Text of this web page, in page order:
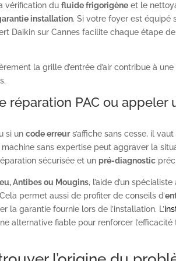
vérification dufluide frigorigène et le
installation. Si votre foyer est équipé
Daikin sur Cannes facilite chaque étape
la grille d’entrée d’air contribue à
réparation PAC ou appeler
si uncode erreurs’affiche sans cesse, il
sans expertise peut aggraver la
sécurisée et un pré-diagnostic
Antibes ou Mougins, l’aide d’un
permet aussi de profiter de conseils d’
la garantie fournie lors de l’installation. L’
alternative fiable pour renforcer